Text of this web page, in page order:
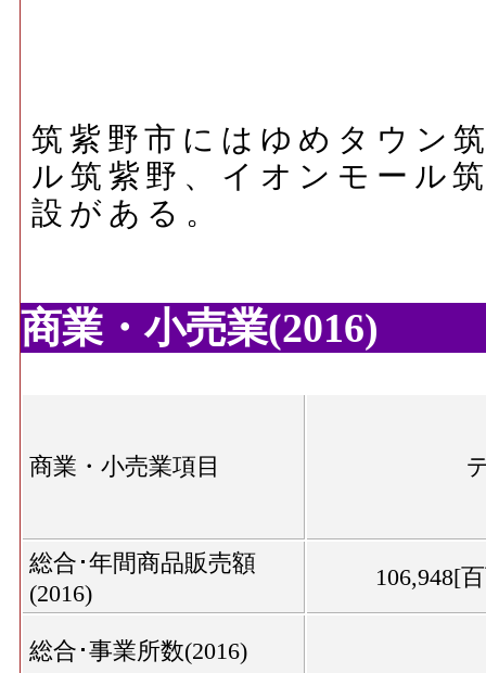
筑紫野市にはゆめタウン
ル筑紫野、イオンモール
設がある。
商業・小売業(2016)
商業・小売業項目
総合･年間商品販売額
(2016)
106,948[
総合･事業所数(2016)